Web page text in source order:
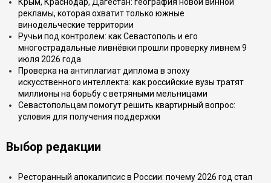
рекламы, которая охватит только южные
винодельческие территории
Ручьи под контролем: как Севастополь и его
многострадальные ливнёвки прошли проверку ливнем 9
июля 2026 года
Проверка на антиплагиат диплома в эпоху
искусственного интеллекта: как российские вузы тратят
миллионы на борьбу с ветряными мельницами
Севастопольцам помогут решить квартирный вопрос:
условия для получения поддержки
Выбор редакции
Ресторанный апокалипсис в России: почему 2026 год стал